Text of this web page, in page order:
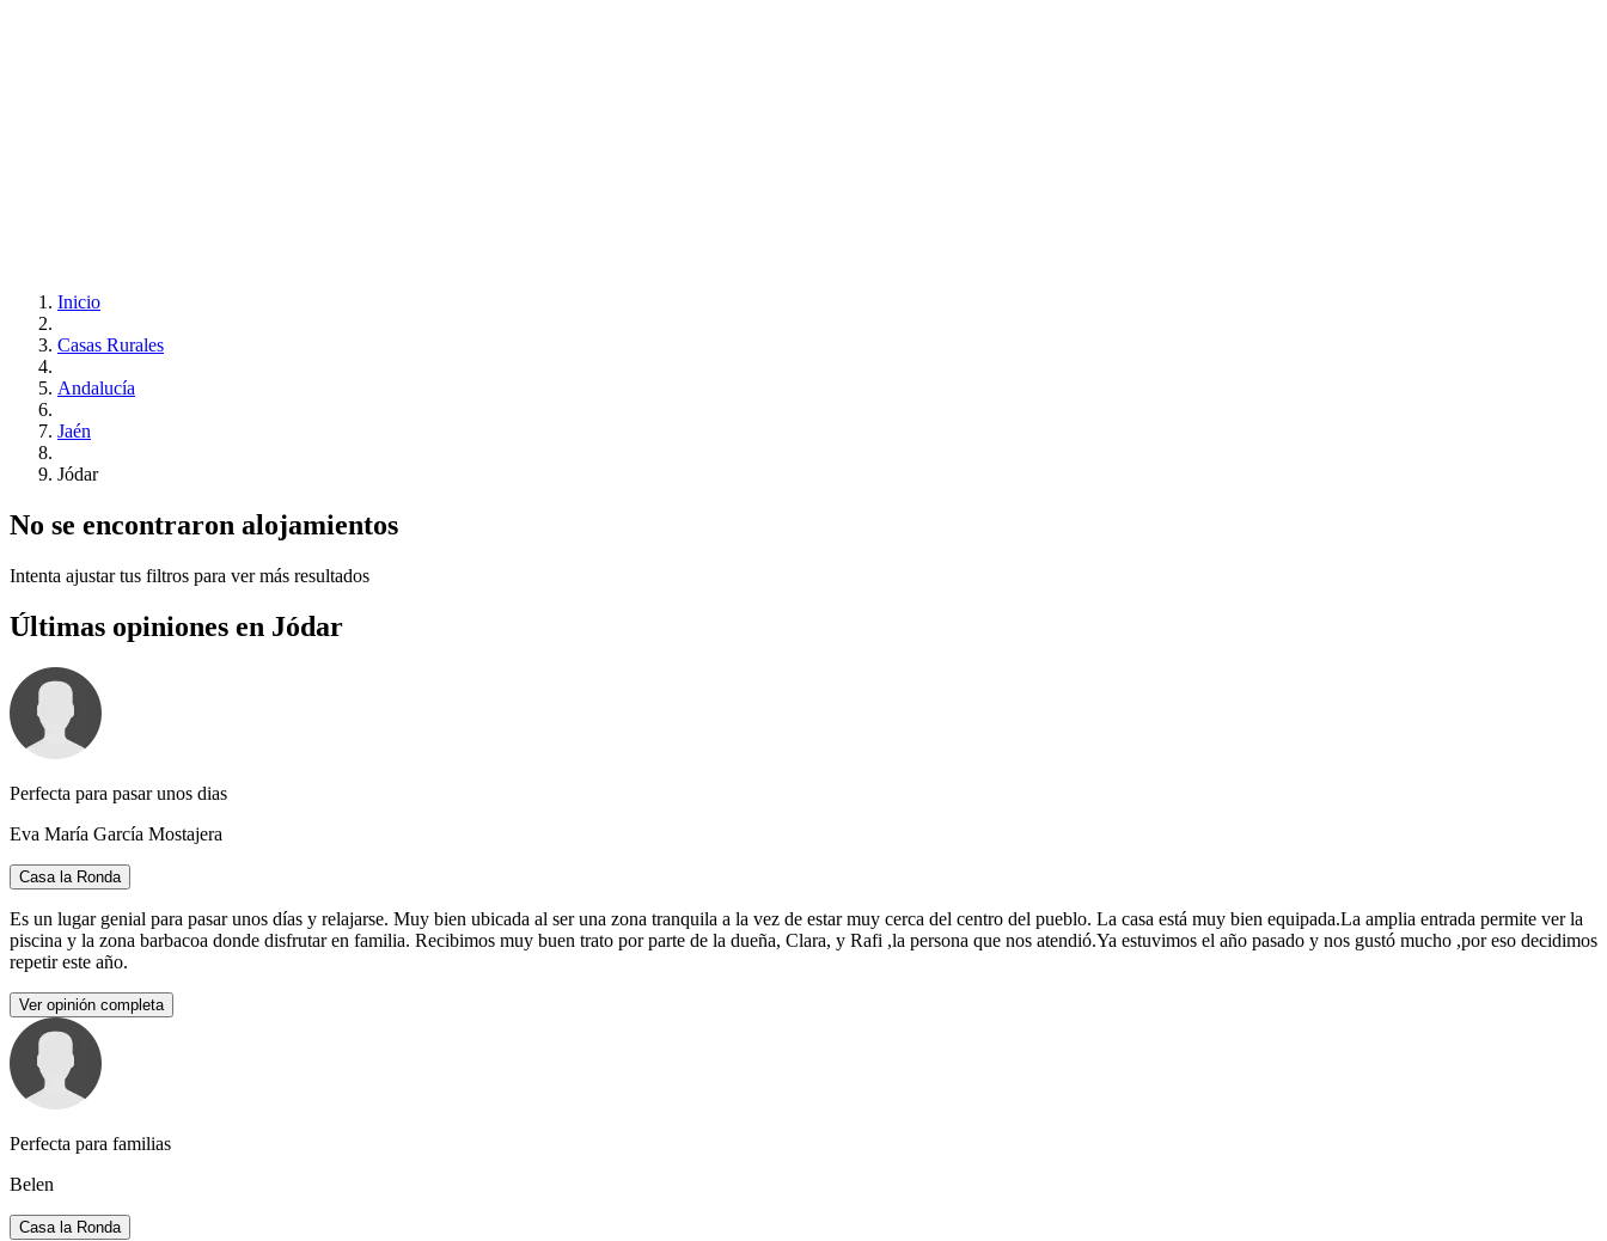
Inicio
Casas Rurales
Andalucía
Jaén
Jódar
No se encontraron alojamientos
Intenta ajustar tus filtros para ver más resultados
Últimas opiniones en Jódar
Perfecta para pasar unos dias
Eva María García Mostajera
Casa la Ronda
Es un lugar genial para pasar unos días y relajarse. Muy bien ubicada al ser una zona tranquila a la vez de estar muy cerca del centro del pueblo. La casa está muy bien equipada.La amplia entrada permite ver la
piscina y la zona barbacoa donde disfrutar en familia. Recibimos muy buen trato por parte de la dueña, Clara, y Rafi ,la persona que nos atendió.Ya estuvimos el año pasado y nos gustó mucho ,por eso decidimos
repetir este año.
Ver opinión completa
Perfecta para familias
Belen
Casa la Ronda